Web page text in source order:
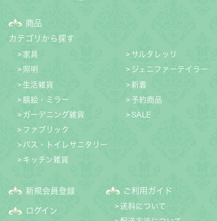
商品
カテゴリから探す
家具
照明
生活雑貨
額絵・ミラー
ガーデニング雑貨
ファブリック
バス・トイレサニタリー
キッチン雑貨
サルタレッリ
ジェニファーテイラー
新着
予約商品
SALE
新規会員登録
ログイン
ご利用ガイド
送料について